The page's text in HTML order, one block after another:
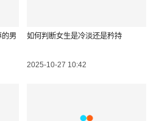
男
如何判断女生是冷淡还是矜持
2025-10-27 10:42